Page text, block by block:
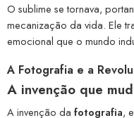
O sublime se tornava,
mecanização da vida. Ele
emocional que o mundo
A Fotografia e a
A invenção que
A invenção da fotografia,